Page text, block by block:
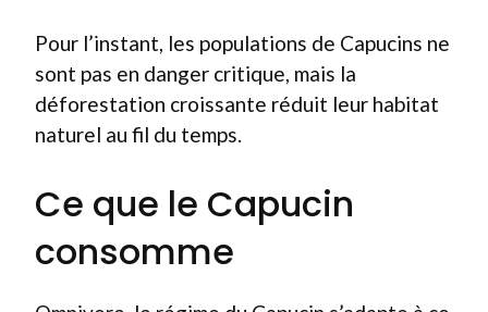
Pour l’instant, les populations de Capucins ne
sont pas en danger critique, mais la
déforestation croissante réduit leur habitat
naturel au fil du temps.
Ce que le Capucin
consomme